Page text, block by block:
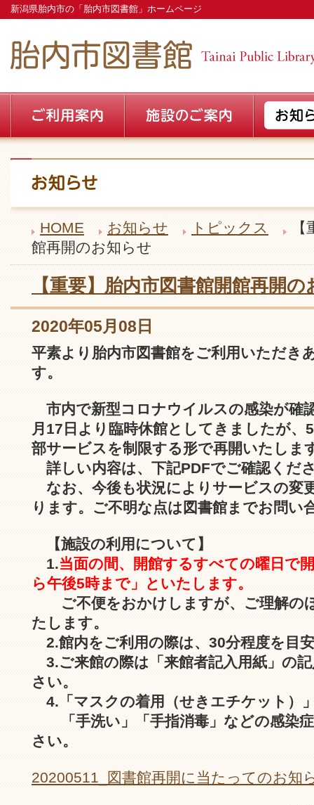
新潟県胎内市の「胎内市図書館」ホームページ
HOME お知らせ トピックス
館再開のお知らせ
【重要】胎内市図書館開館再開
2020年05月08日
平素より胎内市図書館をご利用いただき
す。
市内で新型コロナウイルスの感染が確
月17日より臨時休館としてきましたが、
部サービスを制限する形で再開いたしま
詳しい内容は、下記PDFでご確認くだ
なお、今後も状況によりサービスの変
ります。ご不明な点は図書館までお問い
【施設の利用について】
1.当面の間、開館するすべての曜日で
ら午後5時まで」といたします。
ご不便をおかけしますが、ご理解の
たします。
2.館内をご利用の際は、30分程度を目
3.ご来館の際は「来館者記入用紙」の
さい。
4.「マスクの着用（せきエチケット）
「手洗い」「手指消毒」などの感染症
さい。
20200511_図書館再開に当たってのお知